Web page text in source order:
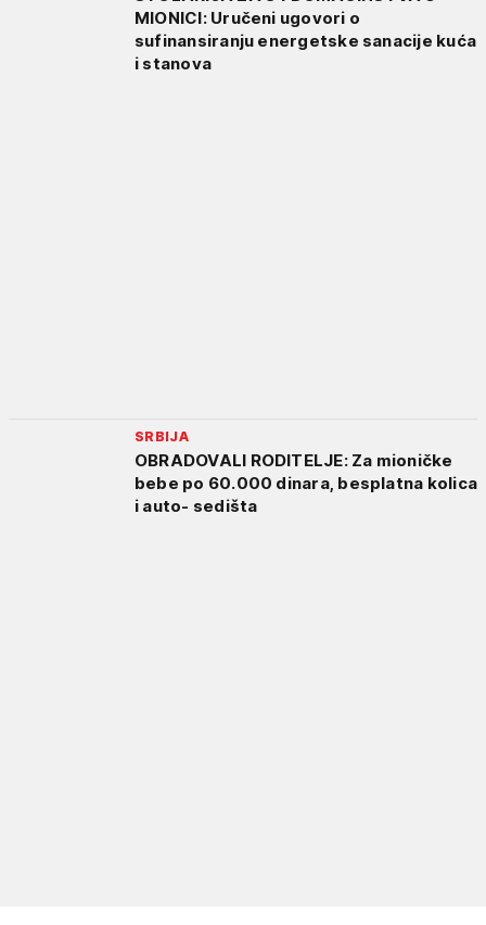
MIONICI: Uručeni ugovori o
sufinansiranju energetske sanacije kuća
i stanova
SRBIJA
OBRADOVALI RODITELJE: Za mioničke
bebe po 60.000 dinara, besplatna kolica
i auto- sedišta